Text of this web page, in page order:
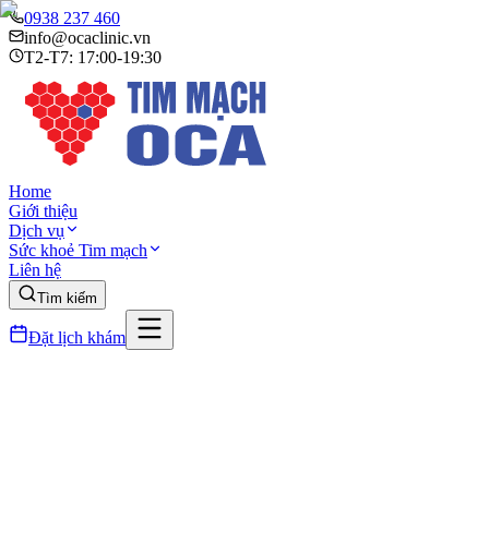
0938 237 460
info@ocaclinic.vn
T2-T7: 17:00-19:30
Home
Giới thiệu
Dịch vụ
Sức khoẻ Tim mạch
Liên hệ
Tìm kiếm
Đặt lịch khám